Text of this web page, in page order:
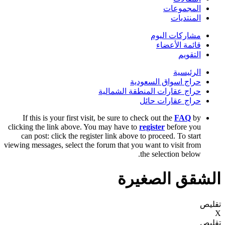
المجموعات
المنتديات
مشاركات اليوم
قائمة الأعضاء
التقويم
الرئيسية
حراج اسواق السعودية
حراج عقارات المنطقة الشمالية
حراج عقارات حائل
If this is your first visit, be sure to check out the FAQ by
clicking the link above. You may have to register before you
can post: click the register link above to proceed. To start
viewing messages, select the forum that you want to visit from
the selection below.
الشقق الصغيرة
تقليص
X
تقليص